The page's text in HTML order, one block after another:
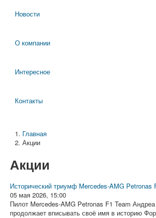
Новости
О компании
Интересное
Контакты
Главная
Акции
Акции
Исторический триумф Mercedes-AMG
05 мая 2026, 15:00
Пилот Mercedes-AMG Petronas F1 Team
продолжает вписывать своё имя в историю